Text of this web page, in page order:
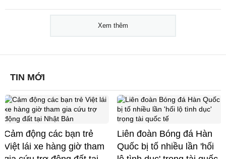
Xem thêm
TIN MỚI
Cảm động các bạn trẻ
Việt lái xe hàng giờ tham
Liên đoàn Bóng đá Hàn
Quốc bị tố nhiều lần 'hối